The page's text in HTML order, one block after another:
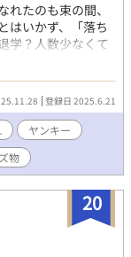
たのも束の間、
はいかず、「落ち
学？人数少なくて
気にする事なく受
面倒な試練が待っ
小テストに毎週末
った不登校の生徒
同時にクラスが離
び亀裂が出来
８弾！ 元チャラ
け。 基本コメディ
BLです。 今回の表
ピアス付けてま
貴哉以外の視点で
登録日 2025.6.21
ヤンキー
物
20